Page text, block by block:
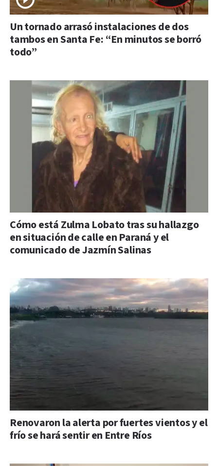
Un tornado arrasó instalaciones de dos
tambos en Santa Fe: “En minutos se borró
todo”
Cómo está Zulma Lobato tras su hallazgo
en situación de calle en Paraná y el
comunicado de Jazmín Salinas
Renovaron la alerta por fuertes vientos y el
frío se hará sentir en Entre Ríos